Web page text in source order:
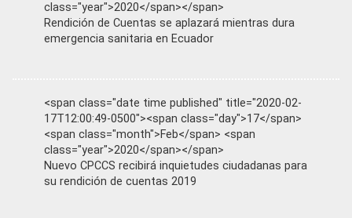
class="year">2020</span></span>
Rendición de Cuentas se aplazará mientras dura
emergencia sanitaria en Ecuador
<span class="date time published" title="2020-02-
17T12:00:49-0500"><span class="day">17</span>
<span class="month">Feb</span> <span
class="year">2020</span></span>
Nuevo CPCCS recibirá inquietudes ciudadanas para
su rendición de cuentas 2019